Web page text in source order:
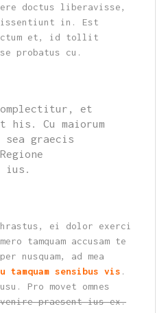
doctus liberavisse,
in. Est
et, id tollit
probatus cu.
et
Cu maiorum
sea graecis
ius.
ei dolor exerci
tamquam accusam te
nusquam, ad mea
tamquam sensibus vis .
Pro movet omnes
praesent ius ex.